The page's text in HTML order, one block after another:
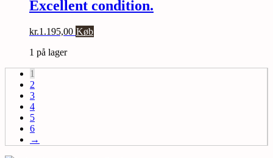
Excellent condition.
kr.1.195,00 Køb
1 på lager
1
2
3
4
5
6
→